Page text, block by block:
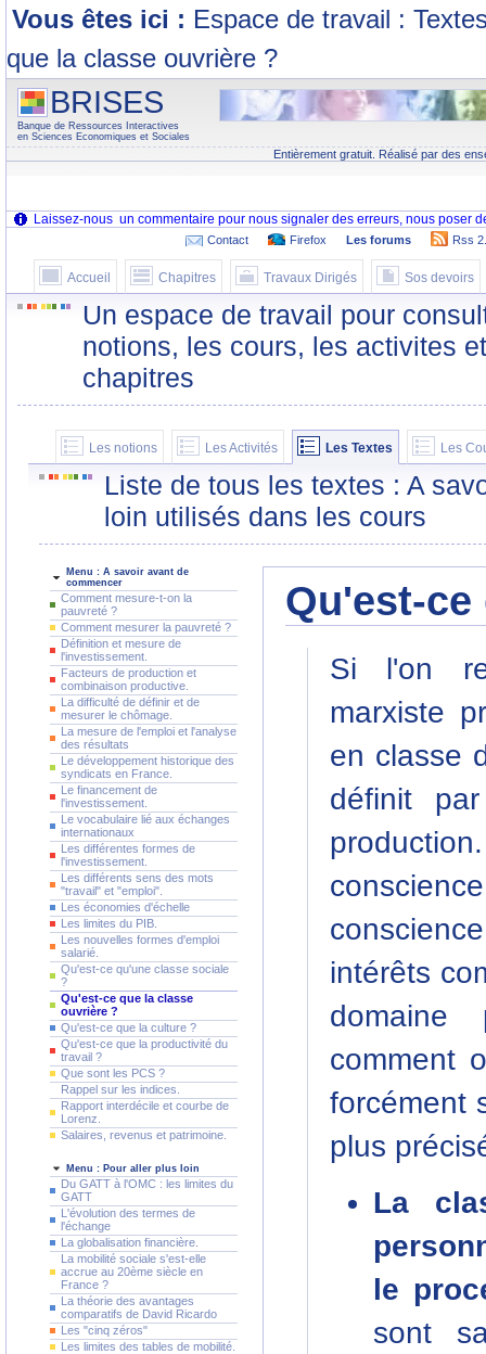
Vous êtes ici : Espace de travail :
que la classe ouvrière ?
BRISES
Banque de Ressources Interactives
en Sciences Economiques et Sociales
Entièrement gratuit. Réalisé par des
Contact Firefox Les forums Rss
Accueil Chapitres Travaux Dirigés Sos devoirs
Un espace de travail pour
notions, les cours, les activites
chapitres
Les notions Les Activités Les Textes Les
Liste de tous les textes : A
loin utilisés dans les cours
Menu : A savoir avant de
commencer
Comment mesure-t-on la
pauvreté ?
Comment mesurer la pauvreté ?
Définition et mesure de
l'investissement.
Facteurs de production et
combinaison productive.
La difficulté de définir et de
mesurer le chômage.
La mesure de l'emploi et l'analyse
des résultats
Le développement historique des
syndicats en France.
Le financement de
l'investissement.
Le vocabulaire lié aux échanges
internationaux
Les différentes formes de
l'investissement.
Les différents sens des mots
"travail" et "emploi".
Les économies d'échelle
Les limites du PIB.
Les nouvelles formes d'emploi
salarié.
Qu'est-ce qu'une classe sociale
?
Qu'est-ce que la classe
ouvrière ?
Qu'est-ce que la culture ?
Qu'est-ce que la productivité du
travail ?
Que sont les PCS ?
Rappel sur les indices.
Rapport interdécile et courbe de
Lorenz.
Salaires, revenus et patrimoine.
Menu : Pour aller plus loin
Du GATT à l'OMC : les limites du
GATT
L'évolution des termes de
l'échange
La globalisation financière.
La mobilité sociale s'est-elle
accrue au 20ème siècle en
France ?
La théorie des avantages
comparatifs de David Ricardo
Les "cinq zéros"
Les limites des tables de mobilité.
Qu'est-
Si l'on
marxiste
en classe
définit
intérêts
domaine
comment
forcément
plus
La
le
sont